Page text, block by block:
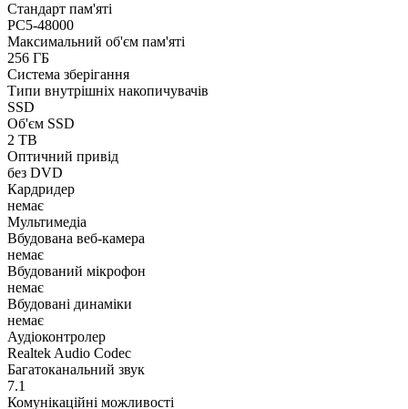
Стандарт пам'яті
PC5-48000
Максимальний об'єм пам'яті
256 ГБ
Система зберігання
Типи внутрішніх накопичувачів
SSD
Об'єм SSD
2 TB
Оптичний привід
без DVD
Кардридер
немає
Мультимедіа
Вбудована веб-камера
немає
Вбудований мікрофон
немає
Вбудовані динаміки
немає
Аудіоконтролер
Realtek Audio Codec
Багатоканальний звук
7.1
Комунікаційні можливості